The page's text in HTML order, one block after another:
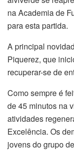
na Academia de
para esta partida.
A principal
Piquerez, que
recuperar-se de
Como sempre é
de 45 minutos na
atividades
Excelência. Os
jovens do grupo